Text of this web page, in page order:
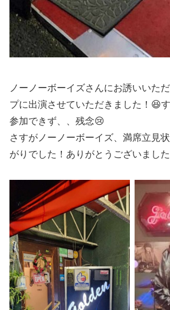
ノーノーボーイズさんにお誘いいた
プに出演させていただきました！😆
参加できず、、残念😢
さすがノーノーボーイズ、満席立見
がりでした！ありがとうございまし